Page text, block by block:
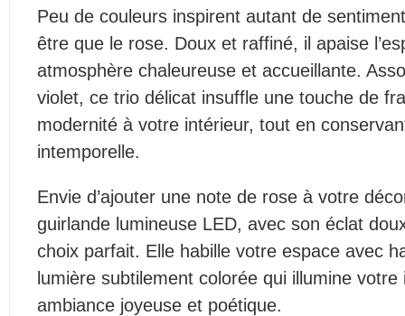
Peu de couleurs inspirent autant de
être que le rose. Doux et raffiné, il apaise
atmosphère chaleureuse et accueillante.
violet, ce trio délicat insuffle une touche de
modernité à votre intérieur, tout en
intemporelle.
Envie d’ajouter une note de rose à votre
guirlande lumineuse LED, avec son éclat
choix parfait. Elle habille votre espace avec
lumière subtilement colorée qui illumine votre
ambiance joyeuse et poétique.